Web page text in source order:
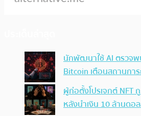
นักพัฒนาใช้ AI ตรวจ
Bitcoin เตือนสถานกา
ผู้ก่อตั้งโปรเจกต์
หลังนำเงิน 10 ล้านดอ